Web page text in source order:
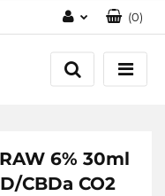
Zaloguj się
Zarejestruj się
(0)
6% 30ml
CBDa CO2